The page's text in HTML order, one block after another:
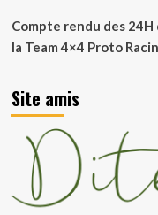
Compte rendu des
la Team 4×4 Proto
Site amis